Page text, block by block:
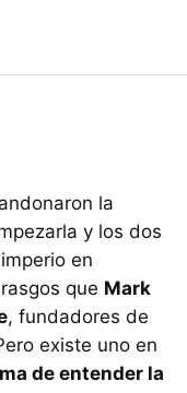
la
y los dos
en
que Mark
, fundadores de
existe uno en
de entender la